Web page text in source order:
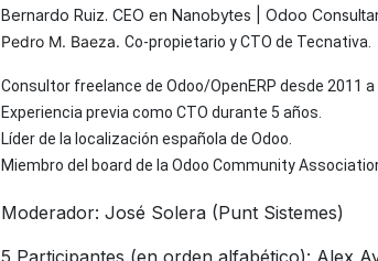
Bernardo Ruiz. CEO en Nanobytes | Odoo
Pedro M. Baeza. Co-propietario y CTO de Tecnativa.
Consultor freelance de Odoo/OpenERP desde 2011 a
Experiencia previa como CTO durante 5 años.
Líder de la localización española de Odoo.
Miembro del board de la Odoo Community
Moderador: José Solera (Punt Sistemes)
5 Participantes (en orden alfabético): Alex